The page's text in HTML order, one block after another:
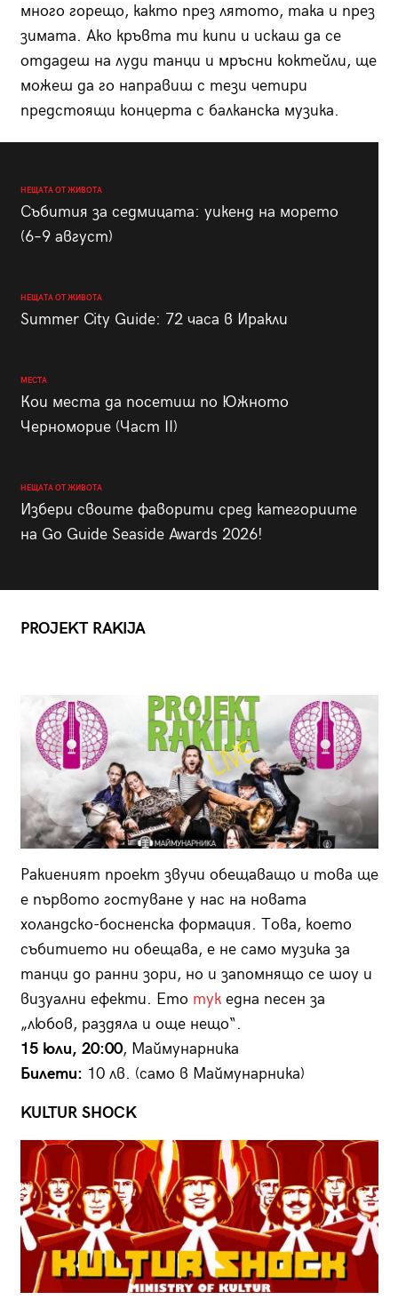
много горещо, както през лятото, така и през
зимата. Ако кръвта ти кипи и искаш да се
отдадеш на луди танци и мръсни коктейли, ще
можеш да го направиш с тези четири
предстоящи концерта с балканска музика.
НЕЩАТА ОТ ЖИВОТА
Събития за седмицата: уикенд на морето
(6–9 август)
НЕЩАТА ОТ ЖИВОТА
Summer City Guide: 72 часа в Иракли
МЕСТА
Кои места да посетиш по Южното
Черноморие (Част II)
НЕЩАТА ОТ ЖИВОТА
Избери своите фаворити сред категориите
на Go Guide Seaside Awards 2026!
PROJEKT RAKIJA
Ракиеният проект звучи обещаващо и това ще
е първото гостуване у нас на новата
холандско-босненска формация. Това, което
събитието ни обещава, е не само музика за
танци до ранни зори, но и запомнящо се шоу и
визуални ефекти. Ето тук една песен за
„любов, раздяла и още нещо“.
15 юли, 20:00, Маймунарника
Билети: 10 лв. (само в Маймунарника)
KULTUR SHOCK